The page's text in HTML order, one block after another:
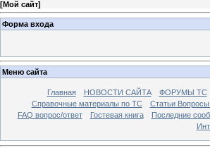
[Мой сайт]
Форма входа
Меню сайта
Главная НОВОСТИ САЙТА ФОРУМЫ TC
Справочные материалы по TС
Статьи
FAQ вопрос/ответ
Гостевая книга Последние